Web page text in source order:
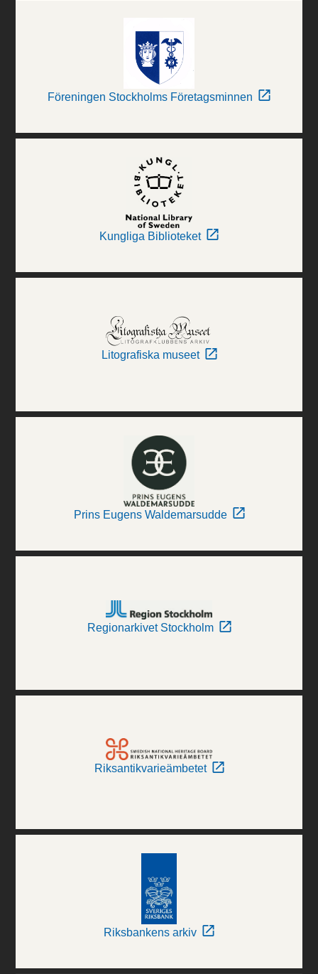
Föreningen Stockholms Företagsminnen
Kungliga Biblioteket
Litografiska museet
Prins Eugens Waldemarsudde
Regionarkivet Stockholm
Riksantikvarieämbetet
Riksbankens arkiv